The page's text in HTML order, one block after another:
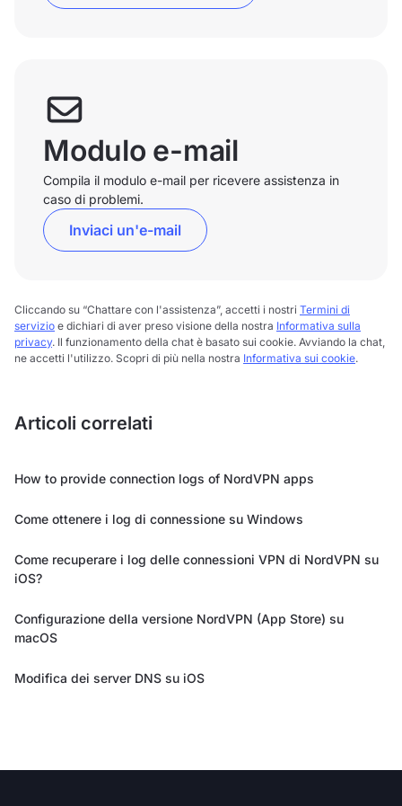
Modulo e-mail
Compila il modulo e-mail per ricevere assistenza in
caso di problemi.
Inviaci un'e-mail
Cliccando su “Chattare con l'assistenza”, accetti i nostri Termini di
servizio e dichiari di aver preso visione della nostra Informativa sulla
privacy. Il funzionamento della chat è basato sui cookie. Avviando la chat,
ne accetti l'utilizzo. Scopri di più nella nostra Informativa sui cookie.
Articoli correlati
How to provide connection logs of NordVPN apps
Come ottenere i log di connessione su Windows
Come recuperare i log delle connessioni VPN di NordVPN su
iOS?
Configurazione della versione NordVPN (App Store) su
macOS
Modifica dei server DNS su iOS